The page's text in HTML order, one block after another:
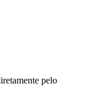
pelo